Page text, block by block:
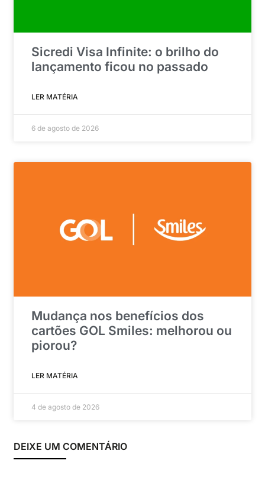
Sicredi Visa Infinite: o brilho do
lançamento ficou no passado
LER MATÉRIA
6 de agosto de 2026
Mudança nos benefícios dos
cartões GOL Smiles: melhorou ou
piorou?
LER MATÉRIA
4 de agosto de 2026
DEIXE UM COMENTÁRIO